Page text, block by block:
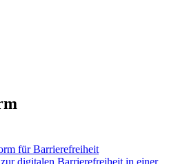
für Barrierefreiheit
digitalen Barrierefreiheit in einer